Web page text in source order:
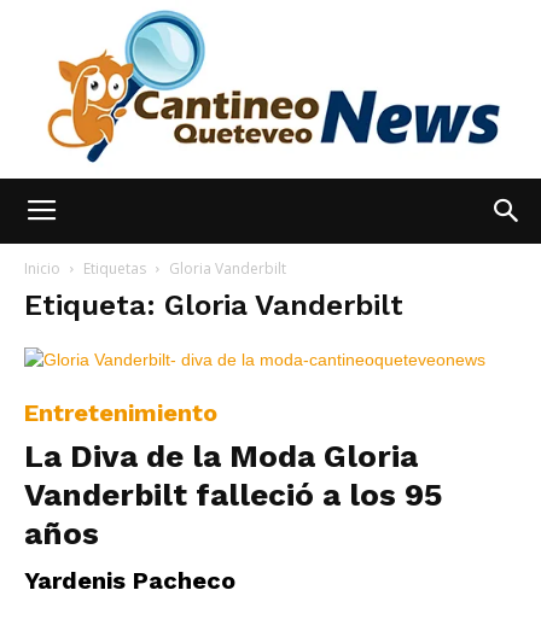
hoy
Inicio Etiquetas Gloria Vanderbilt
Etiqueta: Gloria Vanderbilt
Entretenimiento
La Diva de la Moda Gloria
Vanderbilt falleció a los 95
años
Yardenis Pacheco